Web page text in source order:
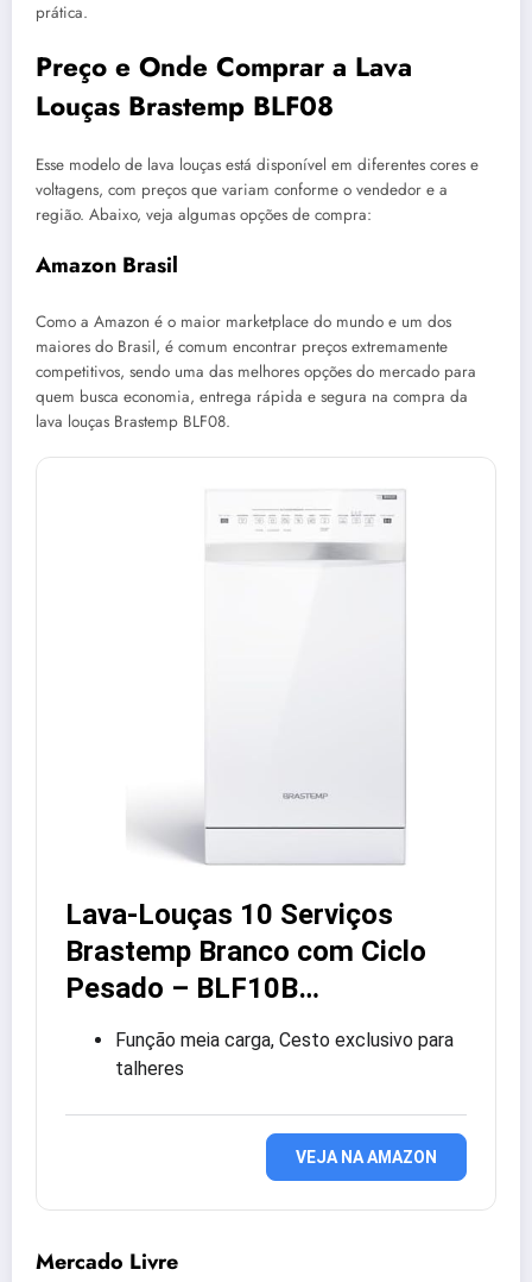
prática.
Preço e Onde Comprar a Lava
Louças Brastemp BLF08
Esse modelo de lava louças está disponível em diferentes cores e
voltagens, com preços que variam conforme o vendedor e a
região. Abaixo, veja algumas opções de compra:
Amazon Brasil
Como a Amazon é o maior marketplace do mundo e um dos
maiores do Brasil, é comum encontrar preços extremamente
competitivos, sendo uma das melhores opções do mercado para
quem busca economia, entrega rápida e segura na compra da
lava louças Brastemp BLF08.
Lava-Louças 10 Serviços
Brastemp Branco com Ciclo
Pesado – BLF10B…
Função meia carga, Cesto exclusivo para
talheres
VEJA NA AMAZON
Mercado Livre